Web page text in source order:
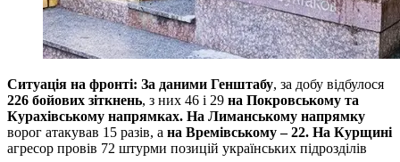
Ситуація на фронті: За даними Генштабу, за добу відбулося
226 бойових зіткнень, з них 46 і 29 на Покровському та
Курахівському напрямках. На Лиманському напрямку
ворог атакував 15 разів, а на Времівському – 22. На Курщині
агресор провів 72 штурми позицій українських підрозділів